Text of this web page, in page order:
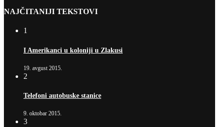
NAJČITANIJI TEKSTOVI
1
I Amerikanci u koloniji u Zlakusi
19. avgust 2015.
2
Telefoni autobuske stanice
9. oktobar 2015.
3